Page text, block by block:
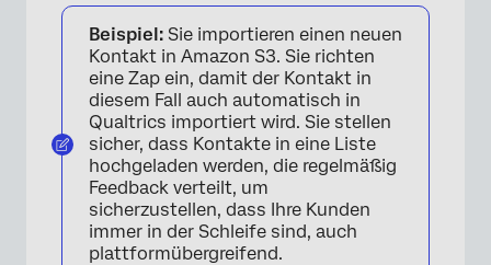
Beispiel: Sie importieren einen neuen
Kontakt in Amazon S3. Sie richten
eine Zap ein, damit der Kontakt in
diesem Fall auch automatisch in
Qualtrics importiert wird. Sie stellen
sicher, dass Kontakte in eine Liste
hochgeladen werden, die regelmäßig
Feedback verteilt, um
sicherzustellen, dass Ihre Kunden
immer in der Schleife sind, auch
plattformübergreifend.